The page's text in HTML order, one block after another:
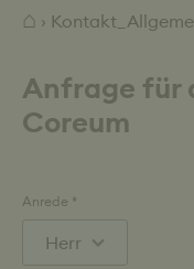
⌂ ›
Anfrage für
Coreum
Anrede *